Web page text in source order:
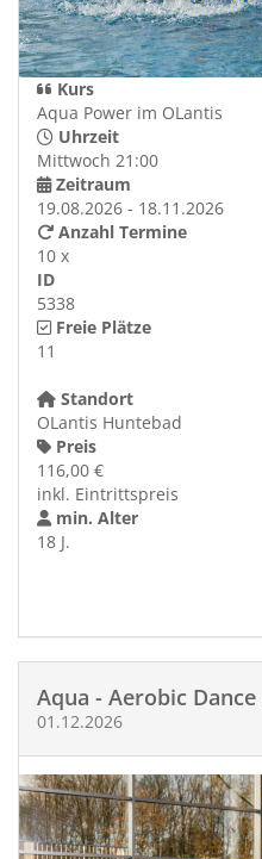
Kurs
Aqua Power im OLantis
Uhrzeit
Mittwoch 21:00
Zeitraum
19.08.2026 - 18.11.2026
Anzahl Termine
10 x
ID
5338
Freie Plätze
11
Standort
OLantis Huntebad
Preis
116,00 €
inkl. Eintrittspreis
min. Alter
18 J.
Aqua - Aerobic Dance
01.12.2026